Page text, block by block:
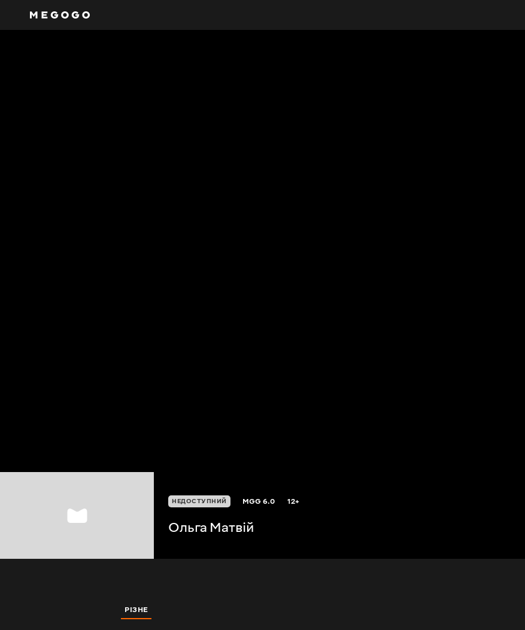
НЕДОСТУПНИЙ MGG6.0 12+
Ольга Матвій
РІЗНЕ